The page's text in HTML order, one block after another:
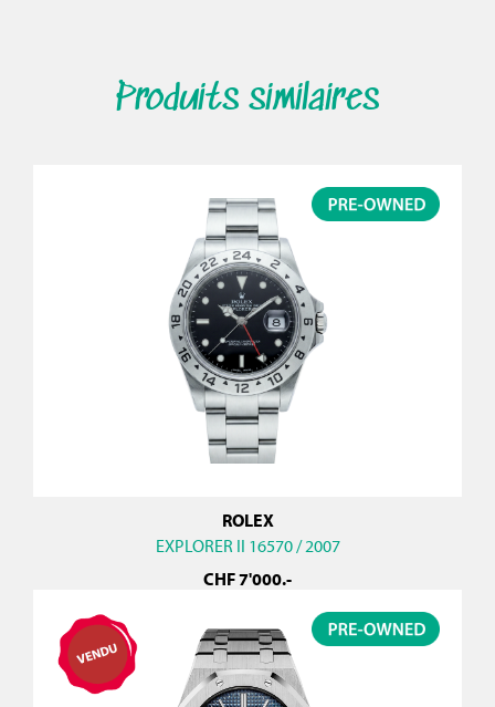
Produits similaires
ROLEX
EXPLORER II 16570 / 2007
CHF7'000.-